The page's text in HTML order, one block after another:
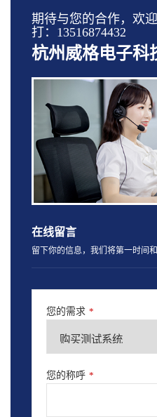
期待与您的合作，欢
打：13516874432
杭州威格电子科
在线留言
留下你的信息，我们将第一时间和
您的需求 *
您的称呼 *